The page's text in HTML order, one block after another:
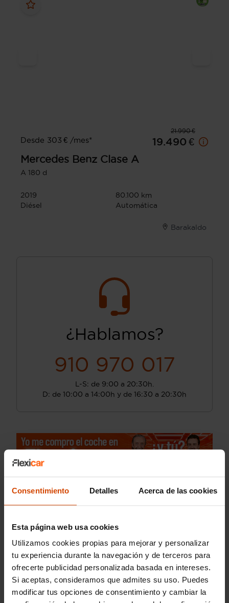
Consentimiento Detalles Acerca de las cookies
Esta página web usa cookies
Utilizamos cookies propias para mejorar y personalizar
tu experiencia durante la navegación y de terceros para
ofrecerte publicidad personalizada basada en intereses.
Si aceptas, consideramos que admites su uso. Puedes
modificar tus opciones de consentimiento y cambiar la
21.990 €
Desde 303 € /mes*
19.490 €
Mercedes Benz Clase A
A 180 d
2019
80.100 km
Diésel
Automática
Barakaldo
¿Hablamos?
910 970 017
L-S: de 9:00 a 20:30h.
D: de 10:00 a 14:00h y de 16:30 a 20:30h